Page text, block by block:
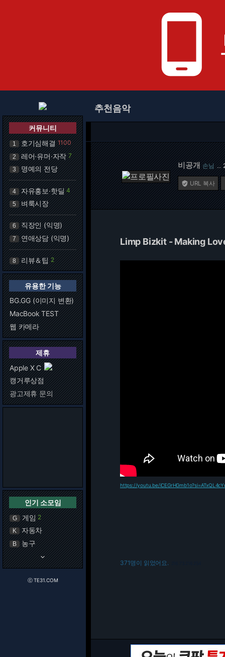
phone_android
커뮤니티
1 호기심해결 1100
2 레어·유머·자작 7
3 명예의 전당
4 자유홍보·핫딜 4
5 벼룩시장
6 직장인 (익명)
7 연애상담 (익명)
8 리뷰＆팁 2
유용한 기능
BG.GG (이미지 변환)
MacBook TEST
웹 카메라
제휴
Apple X C
캥거루상점
광고제휴 문의
인기 소모임
G 게임 2
K 자동차
B 농구
keyboard_arrow_down
ⓒ TE31.COM
추천음악
비공개 손님 …
 URL 복사
Limp Bizkit - Making
https://youtu.be/
371명이 읽었어요.